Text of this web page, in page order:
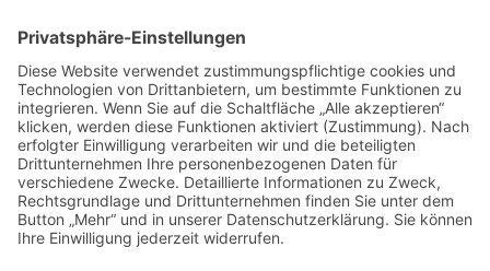
Zurück
Anschrift
Hans-Multscher-Gymnasium Leutkirch
Herlazhofer Str. 32
88299 Leutkirch im Allgäu
Telefon 07561 98595-0